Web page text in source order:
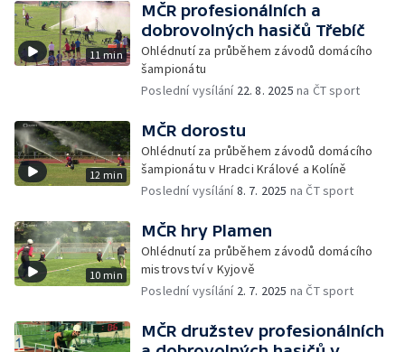
11 min
MČR profesionálních a
dobrovolných hasičů Třebíč
Ohlédnutí za průběhem závodů domácího
šampionátu
Poslední vysílání 22. 8. 2025 na ČT sport
12 min
MČR dorostu
Ohlédnutí za průběhem závodů domácího
šampionátu v Hradci Králové a Kolíně
Poslední vysílání8. 7. 2025 na ČT sport
10 min
MČR hry Plamen
Ohlédnutí za průběhem závodů domácího
mistrovství v Kyjově
Poslední vysílání 2. 7. 2025 na ČT sport
MČR družstev profesionálních